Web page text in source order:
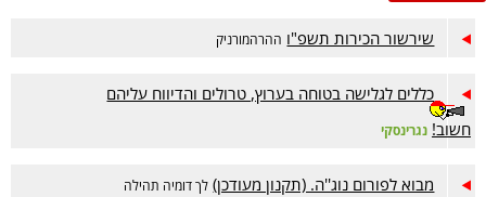
שירשור הכירות תשפ"ו ההרהמורניק
כללים לגלישה בטוחה בערוץ, טרולים והדיווח עליהם
חשוב! נגרינסקי
מבוא לפורום נוג''ה. (תקנון מעודכן) לך דומיה תהילה